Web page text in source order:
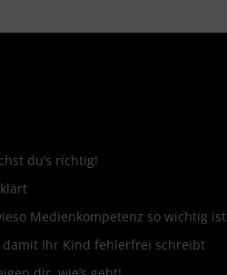
du’s richtig!
Medienkompetenz so wichtig ist
damit Ihr Kind fehlerfrei schreibt